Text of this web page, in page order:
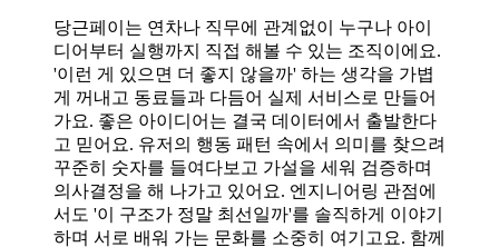
당근페이는 연차나 직무에 관계없이 누구나 아이
디어부터 실행까지 직접 해볼 수 있는 조직이에요.
'이런 게 있으면 더 좋지 않을까' 하는 생각을 가볍
게 꺼내고 동료들과 다듬어 실제 서비스로 만들어
가요. 좋은 아이디어는 결국 데이터에서 출발한다
고 믿어요. 유저의 행동 패턴 속에서 의미를 찾으려
꾸준히 숫자를 들여다보고 가설을 세워 검증하며
의사결정을 해 나가고 있어요. 엔지니어링 관점에
서도 '이 구조가 정말 최선일까'를 솔직하게 이야기
하며 서로 배워 가는 문화를 소중히 여기고요. 함께